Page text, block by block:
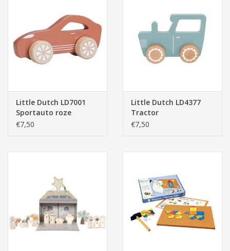
Little Dutch LD7001
Sportauto roze
€7,50
Little Dutch LD4377
Tractor
€7,50